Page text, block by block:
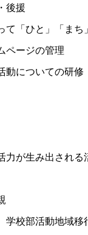
後援
て「ひと」「ま
ページの管理
動についての研修
力が生み出される
学校部活動地域